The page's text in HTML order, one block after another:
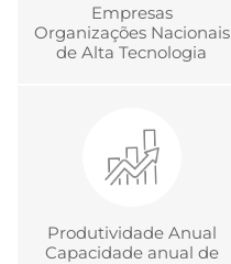
Empresas
Organizações Nacionais
de Alta Tecnologia
Produtividade Anual
Capacidade anual de